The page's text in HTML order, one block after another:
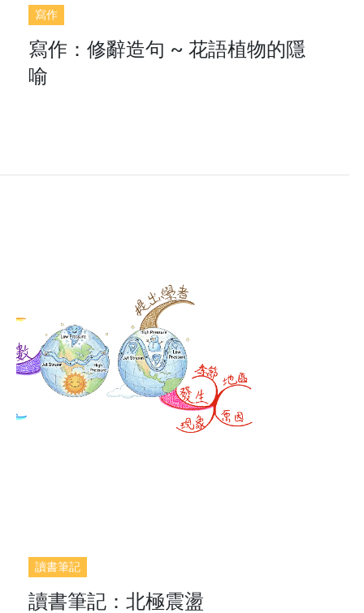
寫作
寫作：修辭造句 ~ 花語植物的隱
喻
讀書筆記
讀書筆記：北極震盪